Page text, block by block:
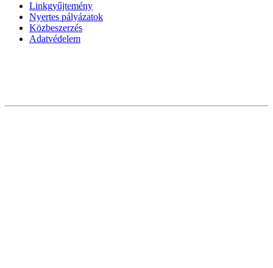
Linkgyűjtemény
Nyertes pályázatok
Közbeszerzés
Adatvédelem